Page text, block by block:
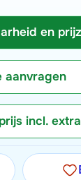
en
aanvragen
incl.